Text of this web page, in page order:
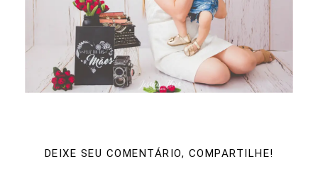
DEIXE SEU COMENTÁRIO, COMPARTILHE!